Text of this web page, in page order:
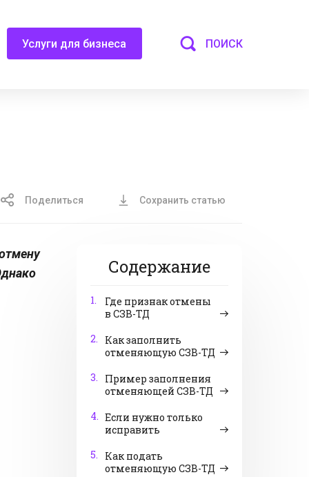
Услуги для бизнеса ПОИСК
Поделиться Сохранить статью
Содержание
1.
Где признак отмены
в СЗВ-ТД
2.
Как заполнить
отменяющую СЗВ-ТД
3.
Пример заполнения
отменяющей СЗВ-ТД
4. Если нужно только
исправить
5.
Как подать
отменяющую СЗВ-ТД